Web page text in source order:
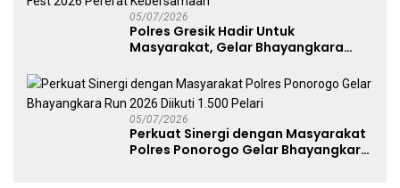
05/07/2026
Polres Gresik Hadir Untuk
Masyarakat, Gelar Bhayangkara
05/07/2026
Perkuat Sinergi dengan Masyarakat
Polres Ponorogo Gelar Bhayangkara